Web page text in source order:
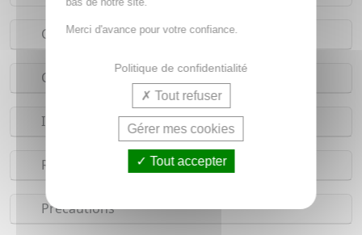
Conseils d'utilisation
Composition
Indications
Réserves
Précautions
Merci d'avance pour votre confiance.
Politique de confidentialité
Tout refuser
Gérer mes cookies
Tout accepter